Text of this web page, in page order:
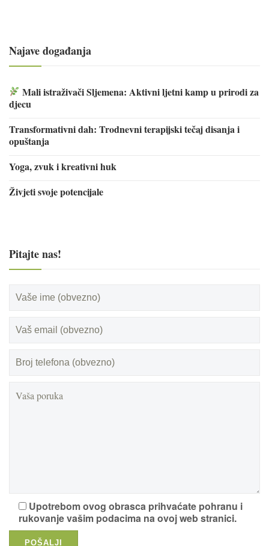
Najave događanja
Mali istraživači Sljemena: Aktivni ljetni kamp u prirodi za
djecu
Transformativni dah: Trodnevni terapijski tečaj disanja i
opuštanja
Yoga, zvuk i kreativni huk
Živjeti svoje potencijale
Pitajte nas!
Upotrebom ovog obrasca prihvaćate pohranu i
rukovanje vašim podacima na ovoj web stranici.